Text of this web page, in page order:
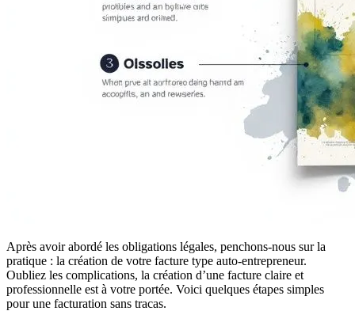
Après avoir abordé les obligations légales, penchons-nous sur la
pratique : la création de votre facture type auto-entrepreneur.
Oubliez les complications, la création d’une facture claire et
professionnelle est à votre portée. Voici quelques étapes simples
pour une facturation sans tracas.